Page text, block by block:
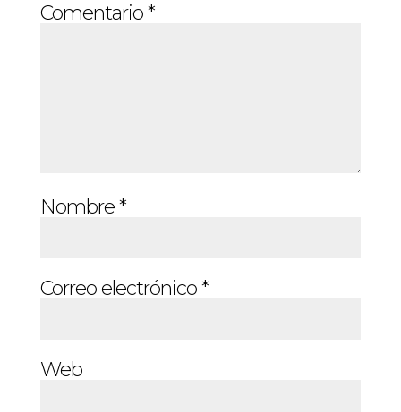
Comentario*
Nombre*
Correo electrónico*
Web